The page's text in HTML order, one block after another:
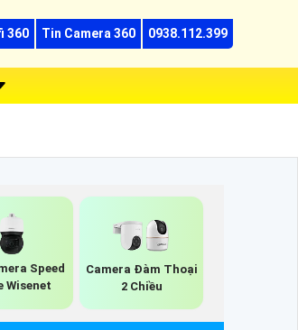
360 Tin Camera 360 0938.112.399
Speed
Wisenet
Camera Đàm Thoại
2 Chiều